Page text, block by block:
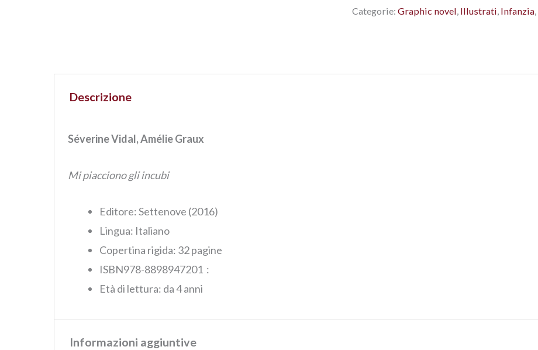
Categorie:Graphic novel, Illustrati, Infanzia,
Descrizione
Séverine Vidal, Amélie Graux
Mi piacciono gli incubi
Editore: ‎Settenove (2016)
Lingua: ‎ Italiano
Copertina rigida:‎ 32 pagine
ISBN‏ : 978-8898947201
Età di lettura: da 4 anni
Informazioni aggiuntive